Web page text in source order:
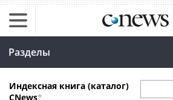
Разделы
Индексная книга (каталог)
CNews*